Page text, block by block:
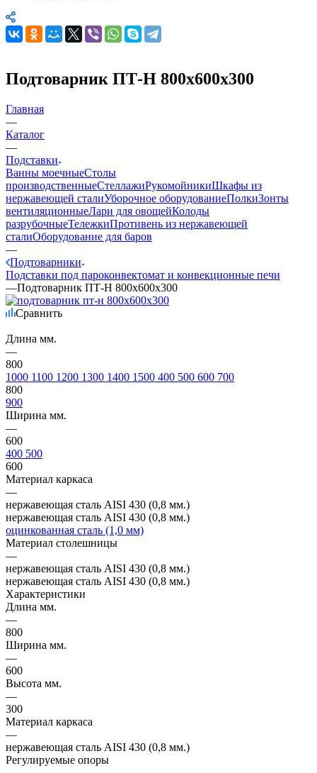
Подтоварник ПТ-Н 800х600х300
Главная
—
Каталог
—
Подставки
Ванны моечныеСтолы
производственныеСтеллажиРукомойникиШкафы из
нержавеющей сталиУборочное оборудованиеПолкиЗонты
вентиляционныеЛари для овощейКолоды
разрубочныеТележкиПротивень из нержавеющей
сталиОборудование для баров
—
Подтоварники
Подставки под пароконвектомат и конвекционные печи
—Подтоварник ПТ-Н 800х600х300
Сравнить
Длина мм.
—
800
1000 1100 1200 1300 1400 1500 400 500 600 700
800
900
Ширина мм.
—
600
400 500
600
Материал каркаса
—
нержавеющая сталь AISI 430 (0,8 мм.)
нержавеющая сталь AISI 430 (0,8 мм.)
оцинкованная сталь (1,0 мм)
Материал столешницы
—
нержавеющая сталь AISI 430 (0,8 мм.)
нержавеющая сталь AISI 430 (0,8 мм.)
Характеристики
Длина мм.
—
800
Ширина мм.
—
600
Высота мм.
—
300
Материал каркаса
—
нержавеющая сталь AISI 430 (0,8 мм.)
Регулируемые опоры